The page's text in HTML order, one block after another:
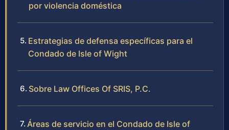
por violencia doméstica
Estrategias de defensa específicas para el
Condado de Isle of Wight
Sobre Law Offices Of SRIS, P.C.
Áreas de servicio en el Condado de Isle of